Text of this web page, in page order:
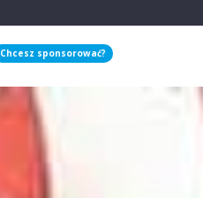
Chcesz sponsorować?